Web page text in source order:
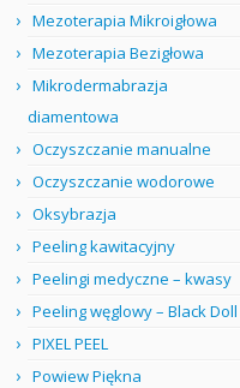
Mezoterapia Mikroigłowa
Mezoterapia Bezigłowa
Mikrodermabrazja
diamentowa
Oczyszczanie manualne
Oczyszczanie wodorowe
Oksybrazja
Peeling kawitacyjny
Peelingi medyczne – kwasy
Peeling węglowy – Black Doll
PIXEL PEEL
Powiew Piękna